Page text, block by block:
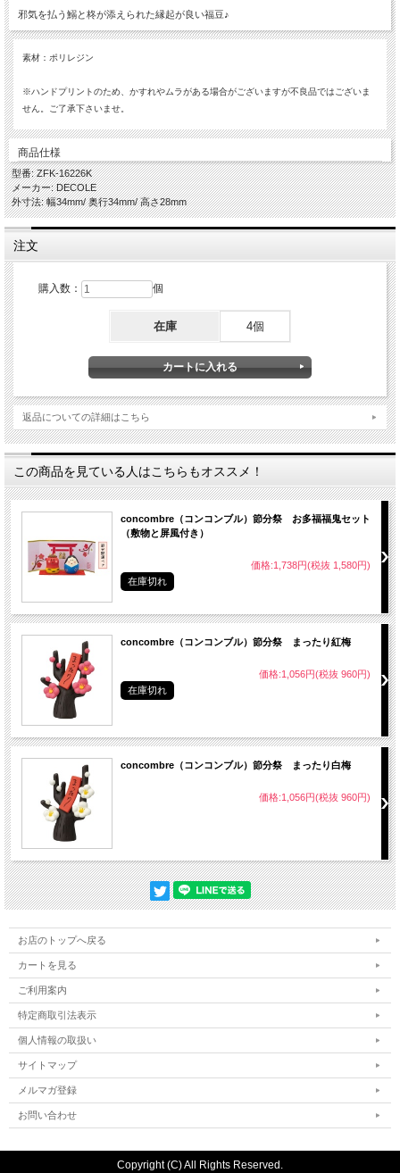
邪気を払う鰯と柊が添えられた縁起が良い福豆♪
素材：ポリレジン
※ハンドプリントのため、かすれやムラがある場合がございますが不良品ではございま
せん。ご了承下さいませ。
商品仕様
型番: ZFK-16226K
メーカー: DECOLE
外寸法: 幅34mm/ 奥行34mm/ 高さ28mm
注文
購入数： 個
在庫 4個
返品についての詳細はこちら
この商品を見ている人はこちらもオススメ！
concombre（コンコンブル）節分祭 お多福福鬼セット
（敷物と屏風付き）
価格:1,738円(税抜 1,580円)
在庫切れ
concombre（コンコンブル）節分祭 まったり紅梅
価格:1,056円(税抜 960円)
在庫切れ
concombre（コンコンブル）節分祭 まったり白梅
価格:1,056円(税抜 960円)
お店のトップへ戻る
カートを見る
ご利用案内
特定商取引法表示
個人情報の取扱い
サイトマップ
メルマガ登録
お問い合わせ
Copyright (C) All Rights Reserved.